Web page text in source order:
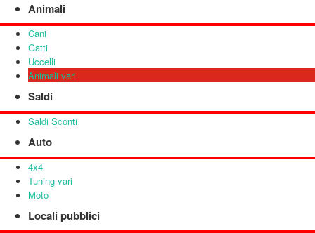
Animali
Cani
Gatti
Uccelli
Animali vari
Saldi
Saldi Sconti
Auto
4x4
Tuning-vari
Moto
Locali pubblici